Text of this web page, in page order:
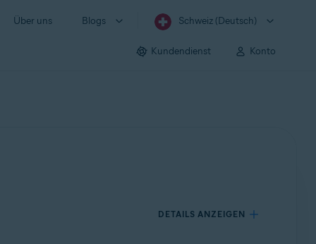
Über uns Blogs Schweiz (Deutsch)
Kundendienst Konto
DETAILS ANZEIGEN